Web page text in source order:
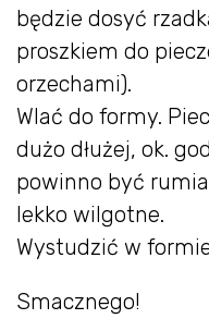
będzie dosyć
proszkiem do
orzechami).
Wlać do formy.
dużo dłużej, ok.
powinno być
lekko wilgotne.
Wystudzić w
Smacznego!